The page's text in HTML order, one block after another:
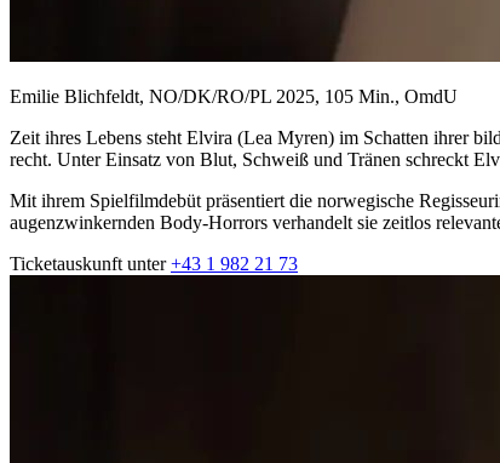
Emilie Blichfeldt, NO/DK/RO/PL 2025, 105 Min., OmdU
Zeit ihres Lebens steht Elvira (Lea Myren) im Schatten ihrer
recht. Unter Einsatz von Blut, Schweiß und Tränen schreckt
Mit ihrem Spielfilmdebüt präsentiert die norwegische
augenzwinkernden Body-Horrors verhandelt sie zeitlos
Ticketauskunft unter+43 1 982 21 73